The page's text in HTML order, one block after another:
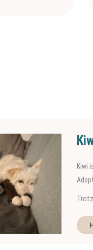
Der
Wie